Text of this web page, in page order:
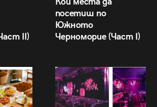
II)
посетиш по
Южното
Черноморие (Част I)